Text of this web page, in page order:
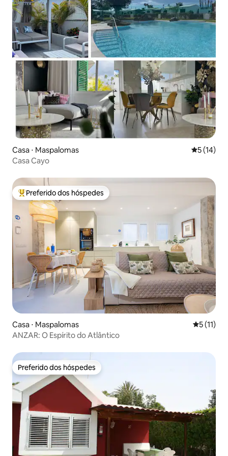
Casa ⋅ Maspalomas 5 de uma
5 (14)
Casa Cayo
Entre os melhores preferidos dos hóspedes
Preferido dos hóspedes
Casa ⋅ Maspalomas 5 de uma
5 (11)
ANZAR: O Espírito do Atlântico
Preferido dos hóspedes
Preferido dos hóspedes